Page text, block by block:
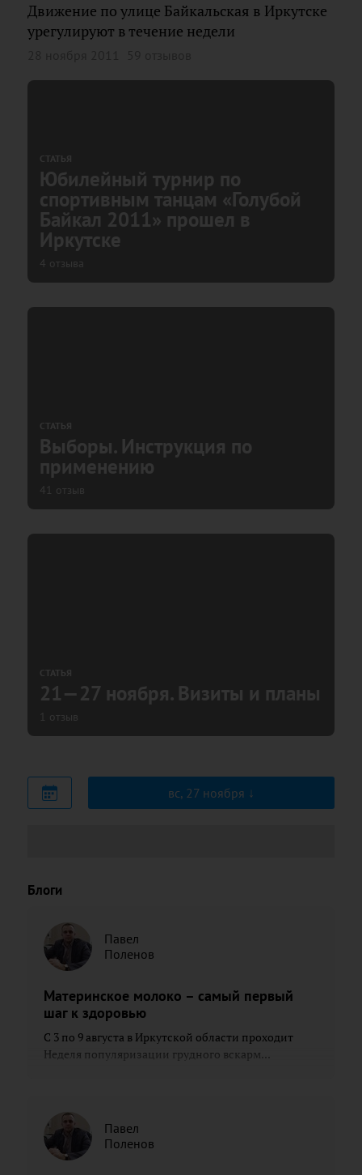
Движение по улице Байкальская в Иркутске
урегулируют в течение недели
СТАТЬЯ
Юбилейный турнир по
спортивным танцам «Голубой
Байкал 2011» прошел в
Иркутске
4 отзыва
СТАТЬЯ
Выборы. Инструкция по
применению
41 отзыв
СТАТЬЯ
21—27 ноября. Визиты и планы
1 отзыв
вс, 27 ноября
Блоги
Павел
Поленов
Материнское молоко – самый первый
шаг к здоровью
С 3 по 9 августа в Иркутской области проходит
Неделя популяризации грудного вскарм...
Павел
Поленов